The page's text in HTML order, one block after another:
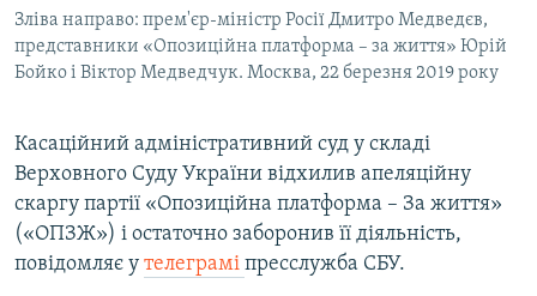
КРИМ РЕАЛІЇ
РУС
КТАТ
Зліва направо: прем'єр-міністр Росії Дмитро Медведєв,
представники «Опозиційна платформа – за життя» Юрій
Бойко і Віктор Медведчук. Москва, 22 березня 2019 року
Касаційний адміністративний суд у складі
Верховного Суду України відхилив апеляційну
скаргу партії «Опозиційна платформа – За життя»
(«ОПЗЖ») і остаточно заборонив її діяльність,
повідомляє у телеграмі пресслужба СБУ.